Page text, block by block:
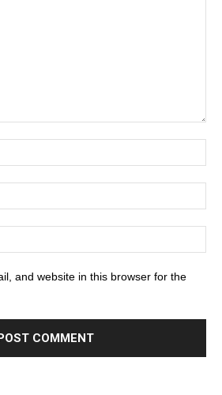
and website in this browser for the